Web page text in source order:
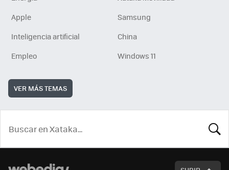
Apple
Samsung
Inteligencia artificial
China
Empleo
Windows 11
VER MÁS TEMAS